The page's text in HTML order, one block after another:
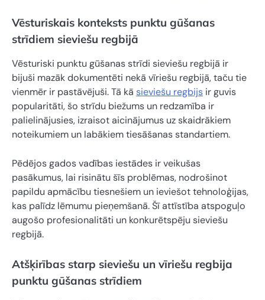
Vēsturiskais konteksts punktu gūšanas
strīdiem sieviešu regbijā
Vēsturiski punktu gūšanas strīdi sieviešu regbijā ir
bijuši mazāk dokumentēti nekā vīriešu regbijā, taču tie
vienmēr ir pastāvējuši. Tā kā sieviešu regbijs ir guvis
popularitāti, šo strīdu biežums un redzamība ir
palielinājusies, izraisot aicinājumus uz skaidrākiem
noteikumiem un labākiem tiesāšanas standartiem.
Pēdējos gados vadības iestādes ir veikušas
pasākumus, lai risinātu šīs problēmas, nodrošinot
papildu apmācību tiesnešiem un ieviešot tehnoloģijas,
kas palīdz lēmumu pieņemšanā. Šī attīstība atspoguļo
augošo profesionalitāti un konkurētspēju sieviešu
regbijā.
Atšķirības starp sieviešu un vīriešu regbija
punktu gūšanas strīdiem